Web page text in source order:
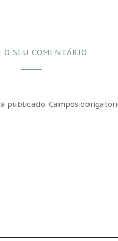
O SEU COMENTÁRIO
publicado. Campos